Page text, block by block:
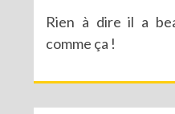
Rien à dire il a
comme ça !